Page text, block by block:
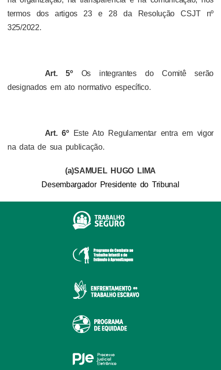
termos dos artigos 23 e 28 da Resolução CSJT nº
325/2022.
Art. 5ºOs integrantes do Comitê serão
designados em ato normativo específico.
Art. 6ºEste Ato Regulamentar entra em vigor
na data de sua publicação.
(a)SAMUEL HUGO LIMA
Desembargador Presidente do Tribunal